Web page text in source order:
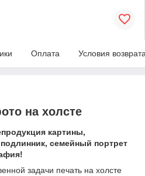
Оплата Условия
на холсте
картины,
семейный портрет
задачи печать на холсте